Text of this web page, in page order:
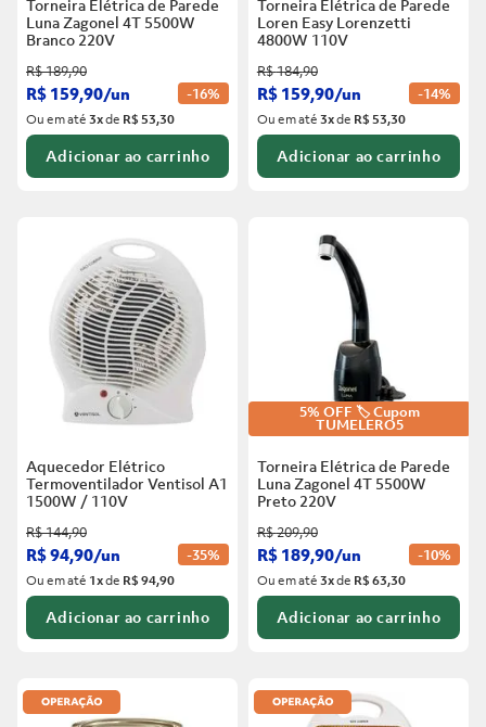
Torneira Elétrica de Parede
Luna Zagonel 4T 5500W
Branco 220V
R$189,90
R$ 159,90/un -16%
Ou em até3xde R$ 53,30
Adicionar ao carrinho
Torneira Elétrica de Parede
Loren Easy Lorenzetti
4800W 110V
R$184,90
R$ 159,90/un -14%
Ou em até3xde R$ 53,30
Adicionar ao carrinho
Aquecedor Elétrico
Termoventilador Ventisol A1
1500W / 110V
R$144,90
R$94,90/un -35%
Ou em até 1xde R$ 94,90
Adicionar ao carrinho
5% OFF 🏷️ Cupom
TUMELERO5
Torneira Elétrica de Parede
Luna Zagonel 4T 5500W
Preto 220V
R$209,90
R$ 189,90/un -10%
Ou em até3xde R$ 63,30
Adicionar ao carrinho